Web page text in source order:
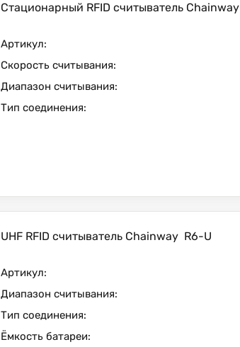
Стационарный RFID считыватель Chainway
Артикул:
Скорость считывания:
Диапазон считывания:
Тип соединения:
UHF RFID считыватель Chainway R6-U
Артикул:
Диапазон считывания:
Тип соединения:
Ёмкость батареи: